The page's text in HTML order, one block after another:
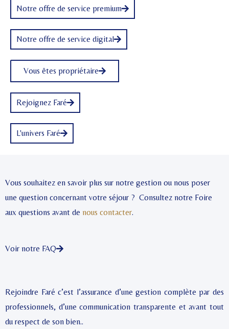
Notre offre de service premium
Notre offre de service digital
Vous êtes propriétaire
Rejoignez Faré
L'univers Faré
Vous souhaitez en savoir plus sur notre gestion ou nous poser
une question concernant votre séjour ? Consultez notre Foire
aux questions avant de nous contacter.
Voir notre FAQ
Rejoindre Faré c’est l’assurance d’une gestion complète par des
professionnels, d’une communication transparente et avant tout
du respect de son bien..